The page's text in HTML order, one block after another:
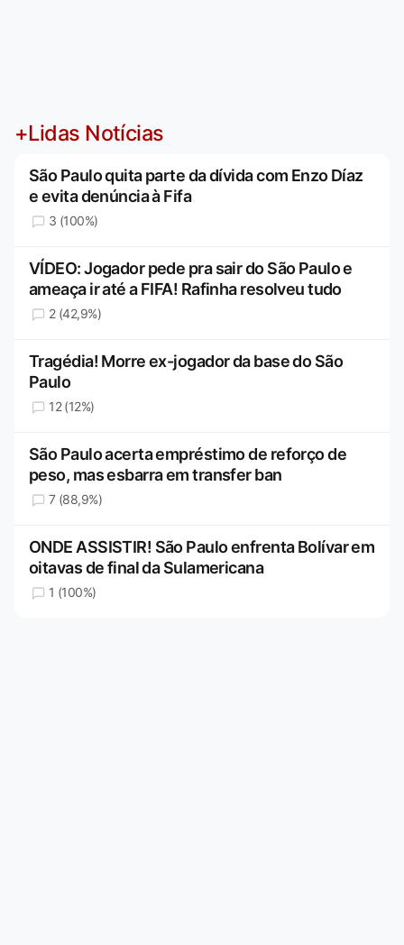
+Lidas Notícias
São Paulo quita parte da dívida com Enzo Díaz
e evita denúncia à Fifa
3 (100%)
VÍDEO: Jogador pede pra sair do São Paulo e
ameaça ir até a FIFA! Rafinha resolveu tudo
2 (42,9%)
Tragédia! Morre ex-jogador da base do São
Paulo
12 (12%)
São Paulo acerta empréstimo de reforço de
peso, mas esbarra em transfer ban
7 (88,9%)
ONDE ASSISTIR! São Paulo enfrenta Bolívar em
oitavas de final da Sulamericana
1 (100%)